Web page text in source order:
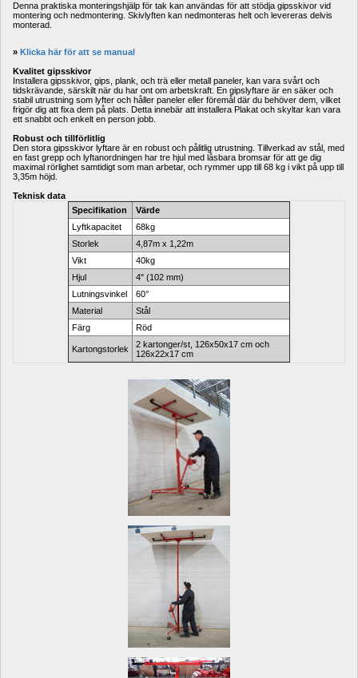
Denna praktiska monteringshjälp för tak kan användas för att stödja gipsskivor vid
montering och nedmontering. Skivlyften kan nedmonteras helt och levereras delvis
monterad.
» Klicka här för att se manual
Kvalitet gipsskivor
Installera gipsskivor, gips, plank, och trä eller metall paneler, kan vara svårt och
tidskrävande, särskilt när du har ont om arbetskraft. En gipslyftare är en säker och
stabil utrustning som lyfter och håller paneler eller föremål där du behöver dem, vilket
frigör dig att fixa dem på plats. Detta innebär att installera Plakat och skyltar kan vara
ett snabbt och enkelt en person jobb.
Robust och tillförlitlig
Den stora gipsskivor lyftare är en robust och pålitlig utrustning. Tillverkad av stål, med
en fast grepp och lyftanordningen har tre hjul med låsbara bromsar för att ge dig
maximal rörlighet samtidigt som man arbetar, och rymmer upp till 68 kg i vikt på upp till
3,35m höjd.
Teknisk data
Specifikation
Värde
Lyftkapacitet
68kg
Storlek
4,87m x 1,22m
Vikt
40kg
Hjul
4" (102 mm)
Lutningsvinkel
60°
Material
Stål
Färg
Röd
Kartongstorlek
2 kartonger/st, 126x50x17 cm och
126x22x17 cm